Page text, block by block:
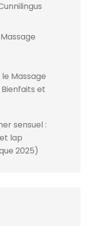
Massage
et
sensuel :
lap
2025)